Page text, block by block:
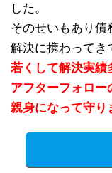
した。
そのせいもあり債
解決に携わってき
若くして解決実績
アフターフォロー
親身になって守り